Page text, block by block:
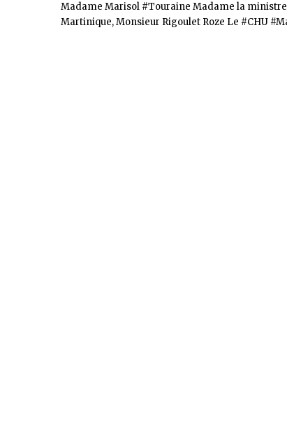
Madame Marisol #Touraine Madame la
Martinique, Monsieur Rigoulet Roze Le #CHU